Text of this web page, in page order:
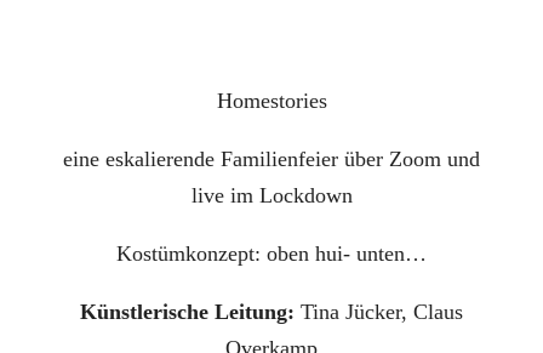
Homestories
eine eskalierende Familienfeier über Zoom und
live im Lockdown
Kostümkonzept: oben hui- unten…
Künstlerische Leitung: Tina Jücker, Claus